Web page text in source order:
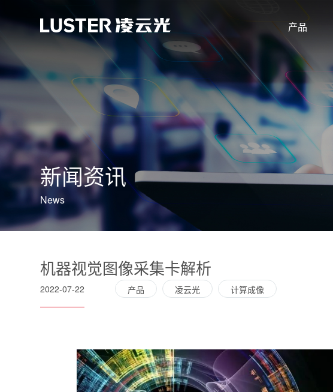
产品
新闻资讯
News
机器视觉图像采集卡解析
2022-07-22 产品 凌云光 计算成像